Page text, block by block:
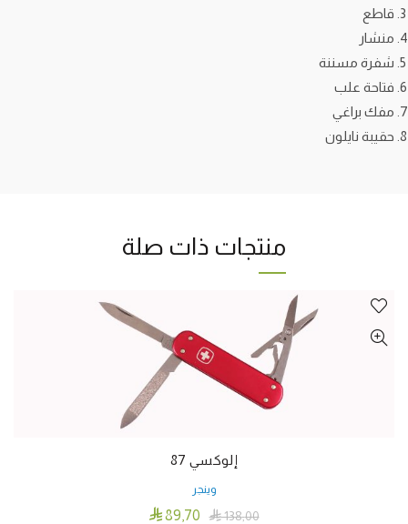
قاطع
منشار
شفرة مسننة
فتاحة علب
مفك براغي
حقيبة نايلون
منتجات ذات صلة
إلوكسي 87
وينجر

138٫00  89٫70